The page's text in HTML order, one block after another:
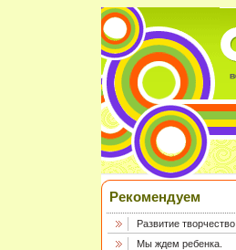
Рекомендуем
Развитие творчество
Мы ждем ребенка.